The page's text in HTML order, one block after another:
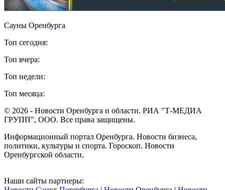
Сауны Оренбурга
Топ сегодня:
Топ вчера:
Топ недели:
Топ месяца:
© 2026 - Новости Оренбурга и области. РИА "Т-МЕДИА
ГРУПП", ООО. Все права защищены.
Информационный портал Оренбурга. Новости бизнеса,
политики, культуры и спорта. Гороскоп. Новости
Оренбургской области.
Наши сайты партнеры: